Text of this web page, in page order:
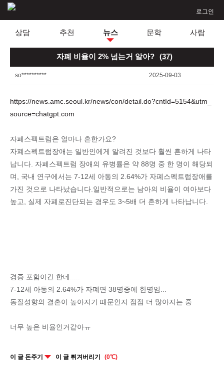
로그인
상담 추천 뉴스 문학 사람
자폐 비율이 2% 넘는거 알아? (37)
so********** 2025-09-03
https://news.amc.seoul.kr/news/con/detail.do?cntId=5154&utm_
source=chatgpt.com
자폐스펙트럼은 얼마나 흔한가요?
자폐스펙트럼장애는 일반인에게 알려진 것보다 훨씬 흔하게 나타
납니다. 자폐스펙트럼 장애의 유병률은 약 88명 중 한 명이 해당되
며, 국내 연구에서는 7-12세 아동의 2.64%가 자폐스펙트럼장애를
가진 것으로 나타났습니다.일반적으로는 남아의 비율이 여아보다
높고, 실제 자폐로진단되는 경우도 3~5배 더 흔하게 나타납니다.
경증 포함이긴 한데.....
7-12세 아동의 2.64%가 자폐면 38명중에 한명임...
동질성향의 결혼이 높아지기 때문인지 점점 더 많아지는 중
너무 높은 비율인거같아ㅠ
이 글 돈주기 이 글 튀겨버리기 (0℃)